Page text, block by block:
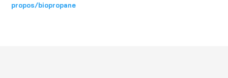
propos/biopropane